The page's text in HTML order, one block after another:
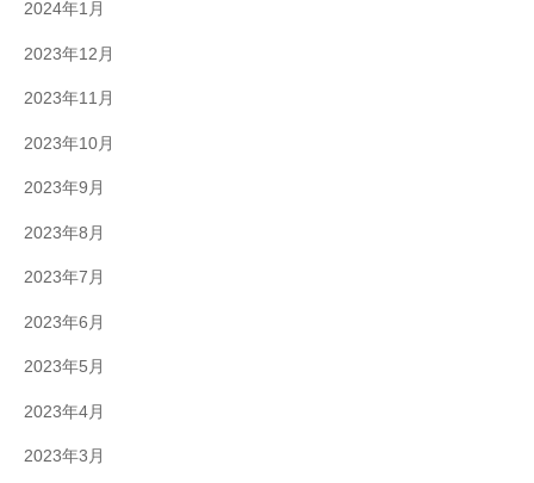
2024年1月
2023年12月
2023年11月
2023年10月
2023年9月
2023年8月
2023年7月
2023年6月
2023年5月
2023年4月
2023年3月